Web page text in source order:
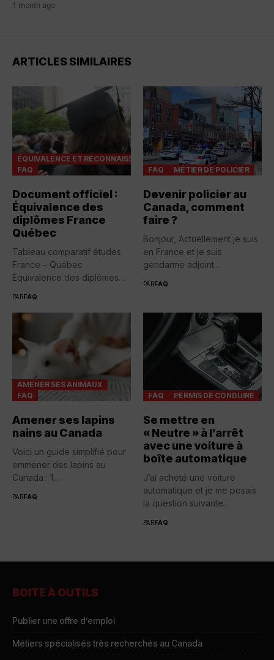
1 month ago
ARTICLES SIMILAIRES
ÉQUIVALENCE ET RECONNAISSANCES
FAQ
Document officiel :
Équivalence des
diplômes France
Québec
Tableau comparatif études
France – Québec
Équivalence des diplômes
PARFAQ
FAQ MÉTIER DE POLICIER
Devenir policier au
Canada, comment
faire ?
Bonjour, Actuellement je suis
en France et je suis
gendarme adjoint
PARFAQ
AMENER SES ANIMAUX
FAQ
Amener ses lapins
nains au Canada
Voici un guide simplifié pour
emmener des lapins au
Canada : 1....
PARFAQ
FAQ PERMIS DE CONDUIRE
Se mettre en
« Neutre » à l’arrêt
avec une voiture à
boîte automatique
J’ai acheté une voiture
automatique et je me posais
la question suivante...
PARFAQ
BOITE À OUTILS
Publier une offre d’emploi
Métiers spécialisés très recherchés au Canada